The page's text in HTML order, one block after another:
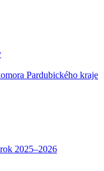
Pardubického kraje
2025–2026